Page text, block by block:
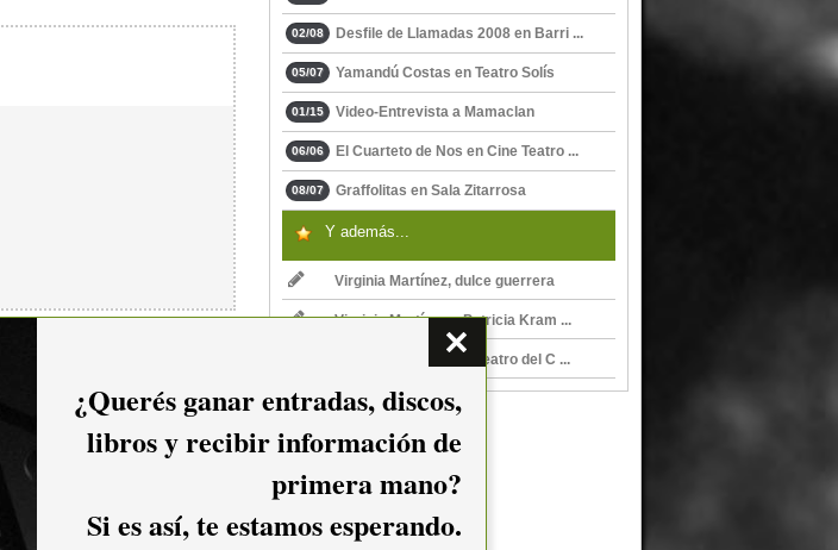
02/08 Desfile de Llamadas 2008 en Barri ...
05/07 Yamandú Costas en Teatro Solís
01/15 Video-Entrevista a Mamaclan
06/06 El Cuarteto de Nos en Cine Teatro ...
08/07 Graffolitas en Sala Zitarrosa
Y además...
Virginia Martínez, dulce guerrera
Virginia Martínez y Patricia Kram ...
Virginia Martínez en Teatro del C ...
¿Querés ganar entradas, discos,
libros y recibir información de
primera mano?
Si es así, te estamos esperando.